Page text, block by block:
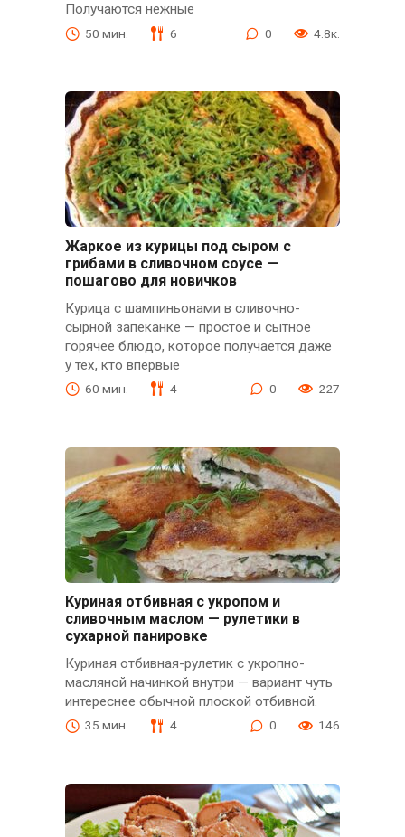
Получаются нежные
50 мин. 6 0 4.8к.
Жаркое из курицы под сыром с
грибами в сливочном соусе —
пошагово для новичков
Курица с шампиньонами в сливочно-
сырной запеканке — простое и сытное
горячее блюдо, которое получается даже
у тех, кто впервые
60 мин. 4 0 227
Куриная отбивная с укропом и
сливочным маслом — рулетики в
сухарной панировке
Куриная отбивная-рулетик с укропно-
масляной начинкой внутри — вариант чуть
интереснее обычной плоской отбивной.
35 мин. 4 0 146